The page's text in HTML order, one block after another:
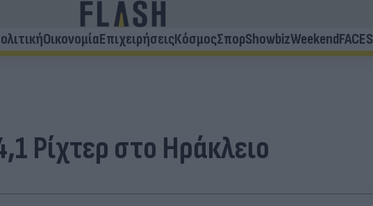
ΟικονομίαΕπιχειρήσειςΚόσμοςΣπορShowbizWeekendFACES
Ρίχτερ στο Ηράκλειο